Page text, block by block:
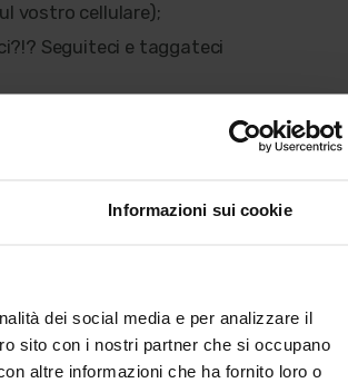
Informazioni sui cookie
dei social media e per analizzare il
sito con i nostri partner che si occupano
altre informazioni che ha fornito loro o
vostro cellulare);
Seguiteci e taggateci